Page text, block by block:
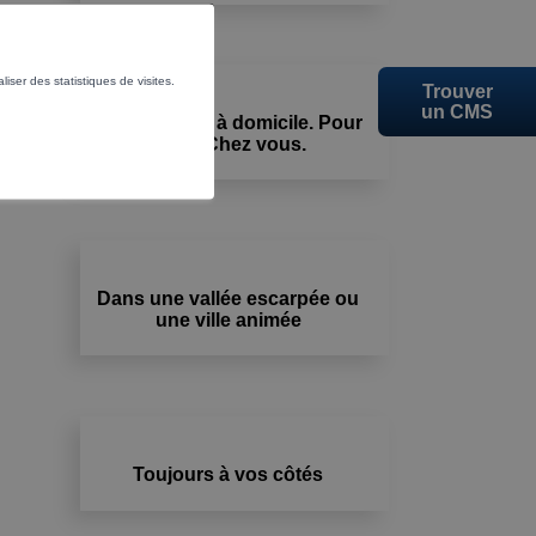
Trouver
un CMS
Aide et soins à domicile. Pour
vous. Chez vous.
Dans une vallée escarpée ou
une ville animée
Toujours à vos côtés
des statistiques de visites.